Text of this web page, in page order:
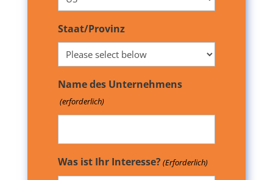
Staat/Provinz
Name des Unternehmens
(erforderlich)
Was ist Ihr Interesse?(Erforderlich)